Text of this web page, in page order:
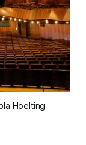
Hoelting